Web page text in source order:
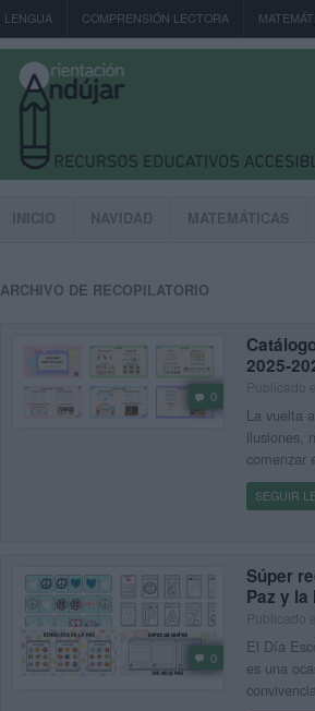
LENGUA COMPRENSIÓN LECTORA
INICIO NAVIDAD MATEMÁTICAS
ARCHIVO DE RECOPILATORIO
0
2025-
La vuelta
ilusiones,
comenzar
SEGUIR
0
Súper
Paz y la
El Día
es una